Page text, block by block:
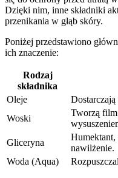
Dzięki nim, inne składniki
przenikania w głąb skóry.
Poniżej przedstawiono
ich znaczenie:
Rodzaj
składnika
Oleje
Dostarczają
Woski
Tworzą
Gliceryna
Humektant,
nawilżenie.
Woda (Aqua)